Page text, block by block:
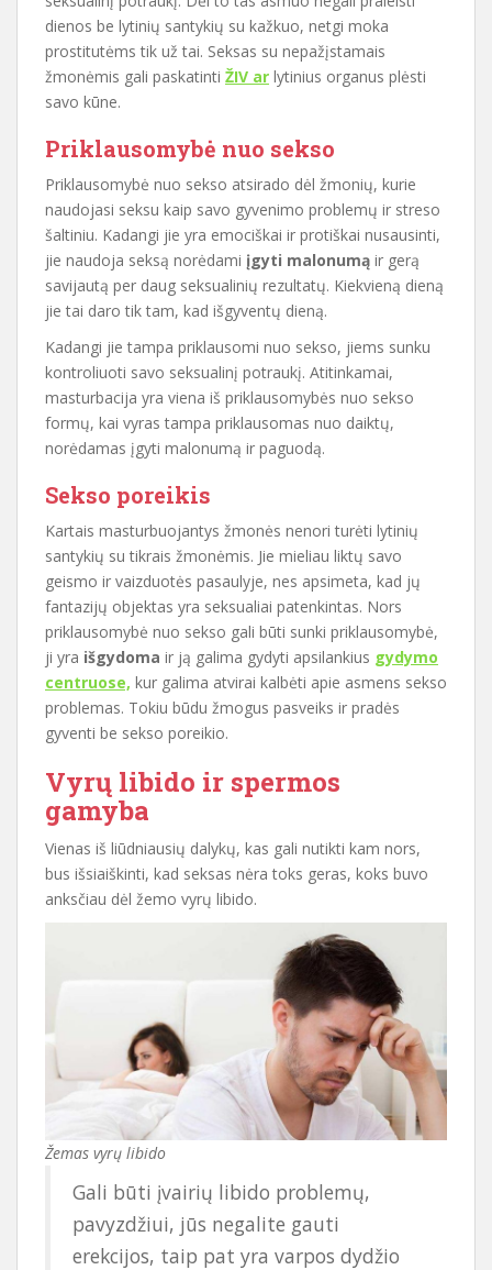
dienos be lytinių santykių su kažkuo, netgi moka
prostitutėms tik už tai. Seksas su nepažįstamais
žmonėmis gali paskatinti ŽIV ar lytinius organus plėsti
savo kūne.
Priklausomybė nuo sekso
Priklausomybė nuo sekso atsirado dėl žmonių, kurie
naudojasi seksu kaip savo gyvenimo problemų ir streso
šaltiniu. Kadangi jie yra emociškai ir protiškai nusausinti,
jie naudoja seksą norėdami įgyti malonumą ir gerą
savijautą per daug seksualinių rezultatų. Kiekvieną dieną
jie tai daro tik tam, kad išgyventų dieną.
Kadangi jie tampa priklausomi nuo sekso, jiems sunku
kontroliuoti savo seksualinį potraukį. Atitinkamai,
masturbacija yra viena iš priklausomybės nuo sekso
formų, kai vyras tampa priklausomas nuo daiktų,
norėdamas įgyti malonumą ir paguodą.
Sekso poreikis
Kartais masturbuojantys žmonės nenori turėti lytinių
santykių su tikrais žmonėmis. Jie mieliau liktų savo
geismo ir vaizduotės pasaulyje, nes apsimeta, kad jų
fantazijų objektas yra seksualiai patenkintas. Nors
priklausomybė nuo sekso gali būti sunki priklausomybė,
ji yra išgydoma ir ją galima gydyti apsilankius gydymo
centruose, kur galima atvirai kalbėti apie asmens sekso
problemas. Tokiu būdu žmogus pasveiks ir pradės
gyventi be sekso poreikio.
Vyrų libido ir spermos
gamyba
Vienas iš liūdniausių dalykų, kas gali nutikti kam nors,
bus išsiaiškinti, kad seksas nėra toks geras, koks buvo
anksčiau dėl žemo vyrų libido.
Žemas vyrų libido
Gali būti įvairių libido problemų,
pavyzdžiui, jūs negalite gauti
erekcijos, taip pat yra varpos dydžio